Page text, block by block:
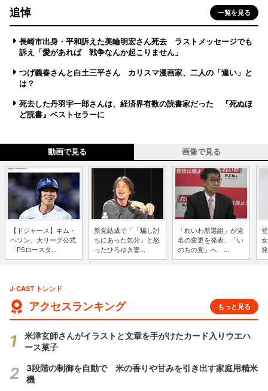
追悼 一覧を見る
長崎市出身・平和訴えた美輪明宏さん死去 ラストメッセージでも
訴え「愛があれば 戦争なんか起こりません」
つげ義春さんと白土三平さん カリスマ漫画家、二人の「違い」と
は？
死去した丹羽宇一郎さんは、経済界有数の読書家だった 『死ぬほ
ど読書』ベストセラーに
動画で見る 画像で見る
【ドジャース】キム・
ヘソン、大リーグ公式
「PSロースタ...
新党結成で「「騙し討
ちにあった気分」と怒
ったひろゆき妻...
「れいわ新選組」が党
名の変更を発表、「い
のちの党」へ ...
J-CAST トレンド
アクセスランキング もっと見る
米津玄師さんがイラストと文章を手がけたカード入りウエハ
ース菓子
3段階の制御を自動で 米の香りや甘みを引き出す家庭用精米
機